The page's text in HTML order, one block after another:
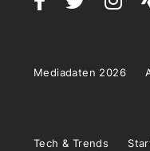
Mediadaten 2026
Tech & Trends